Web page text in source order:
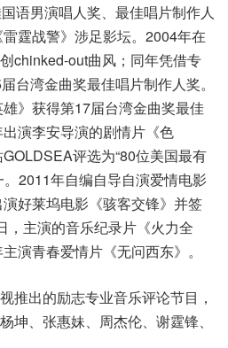
语男演唱人奖、最佳唱片制作人
霆战警》涉足影坛。2004年在
chinked-out曲风；同年凭借专
台湾金曲奖最佳唱片制作人奖。
》获得第17届台湾金曲奖最佳
演李安导演的剧情片《色
评选为“80位美国最有
2011年自编自导自演爱情电影
演好莱坞电影《骇客交锋》并签
，主演的音乐纪录片《火力全
演青春爱情片《无问西东》。
推出的励志专业音乐评论节目，
坤、张惠妹、周杰伦、谢霆锋、